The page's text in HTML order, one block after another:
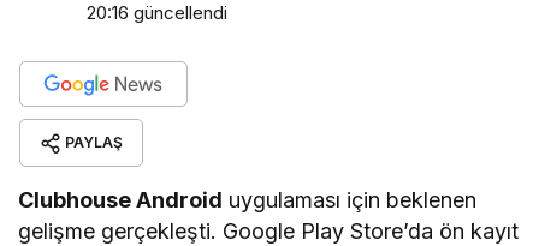
20:16 güncellendi
PAYLAŞ
Clubhouse Android uygulaması için beklenen
gelişme gerçekleşti. Google Play Store’da ön kayıt